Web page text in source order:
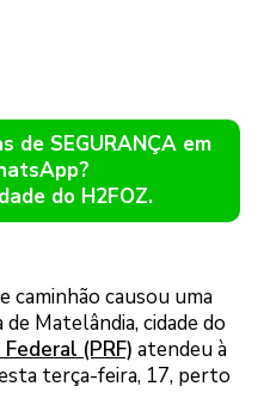
de SEGURANÇA em
do H2FOZ.
causou uma
Matelândia, cidade do
(PRF) atendeu à
terça-feira, 17, perto